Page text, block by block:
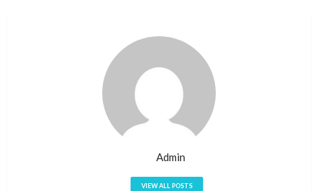
Admin
VIEW ALL POSTS